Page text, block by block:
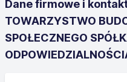
Dane firmowe i
TOWARZYSTWO
SPOŁECZNEGO